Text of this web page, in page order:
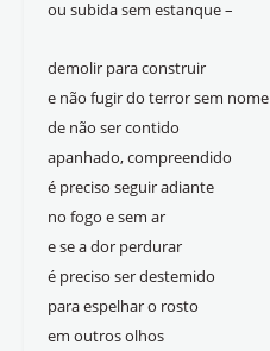
ou subida sem estanque –
demolir para construir
e não fugir do terror sem nome
de não ser contido
apanhado, compreendido
é preciso seguir adiante
no fogo e sem ar
e se a dor perdurar
é preciso ser destemido
para espelhar o rosto
em outros olhos